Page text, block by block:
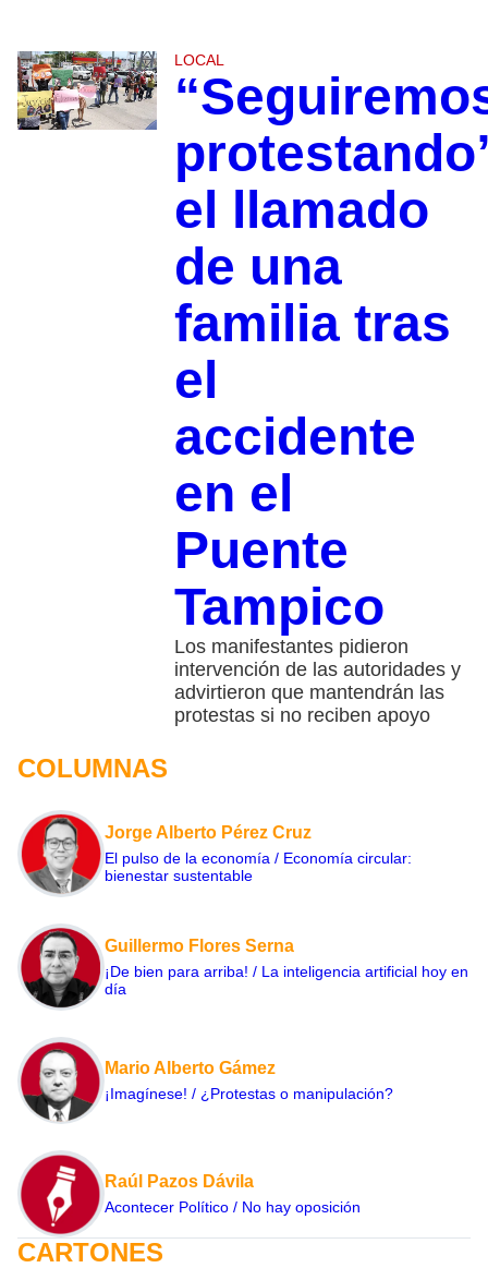
LOCAL
el llamado
de una
familia tras
el
accidente
en el
Puente
Tampico
Los manifestantes pidieron
intervención de las autoridades y
advirtieron que mantendrán las
protestas si no reciben apoyo
COLUMNAS
Jorge Alberto Pérez Cruz
El pulso de la economía / Economía circular:
bienestar sustentable
Guillermo Flores Serna
¡De bien para arriba! / La inteligencia artificial hoy en
día
Mario Alberto Gámez
¡Imagínese! / ¿Protestas o manipulación?
Raúl Pazos Dávila
Acontecer Político / No hay oposición
CARTONES